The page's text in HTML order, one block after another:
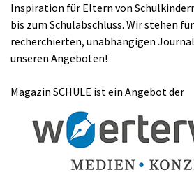
Inspiration für Eltern von
bis zum Schulabschluss. Wir stehen
recherchierten, unabhängigen
unseren Angeboten!
Magazin SCHULE ist ein Angebot der